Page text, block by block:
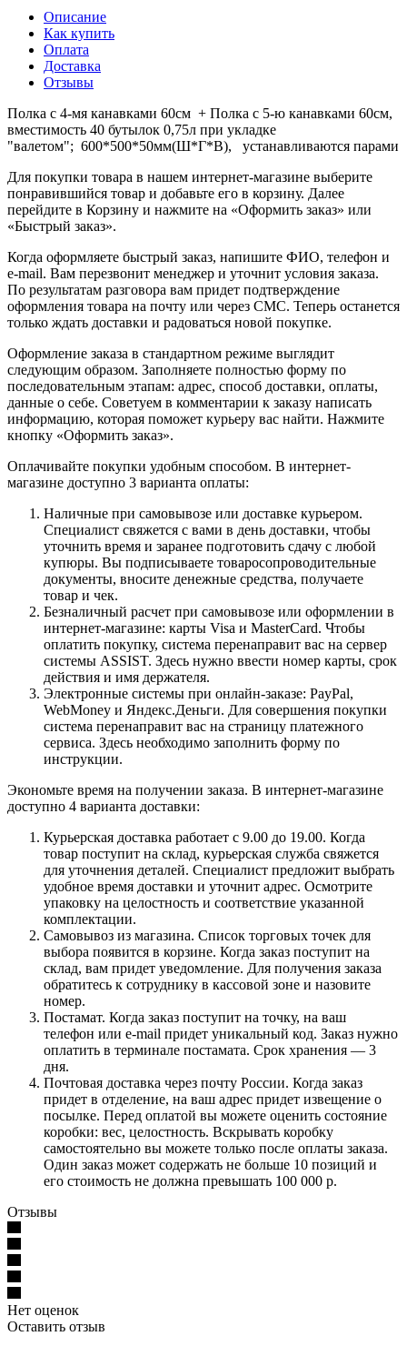
Описание
Как купить
Оплата
Доставка
Отзывы
Полка с 4-мя канавками 60см + Полка с 5-ю канавками 60см,
вместимость 40 бутылок 0,75л при укладке
"валетом"; 600*500*50мм(Ш*Г*В), устанавливаются парами
Для покупки товара в нашем интернет-магазине выберите
понравившийся товар и добавьте его в корзину. Далее
перейдите в Корзину и нажмите на «Оформить заказ» или
«Быстрый заказ».
Когда оформляете быстрый заказ, напишите ФИО, телефон и
e-mail. Вам перезвонит менеджер и уточнит условия заказа.
По результатам разговора вам придет подтверждение
оформления товара на почту или через СМС. Теперь останется
только ждать доставки и радоваться новой покупке.
Оформление заказа в стандартном режиме выглядит
следующим образом. Заполняете полностью форму по
последовательным этапам: адрес, способ доставки, оплаты,
данные о себе. Советуем в комментарии к заказу написать
информацию, которая поможет курьеру вас найти. Нажмите
кнопку «Оформить заказ».
Оплачивайте покупки удобным способом. В интернет-
магазине доступно 3 варианта оплаты:
Наличные при самовывозе или доставке курьером.
Специалист свяжется с вами в день доставки, чтобы
уточнить время и заранее подготовить сдачу с любой
купюры. Вы подписываете товаросопроводительные
документы, вносите денежные средства, получаете
товар и чек.
Безналичный расчет при самовывозе или оформлении в
интернет-магазине: карты Visa и MasterCard. Чтобы
оплатить покупку, система перенаправит вас на сервер
системы ASSIST. Здесь нужно ввести номер карты, срок
действия и имя держателя.
Электронные системы при онлайн-заказе: PayPal,
WebMoney и Яндекс.Деньги. Для совершения покупки
система перенаправит вас на страницу платежного
сервиса. Здесь необходимо заполнить форму по
инструкции.
Экономьте время на получении заказа. В интернет-магазине
доступно 4 варианта доставки:
Курьерская доставка работает с 9.00 до 19.00. Когда
товар поступит на склад, курьерская служба свяжется
для уточнения деталей. Специалист предложит выбрать
удобное время доставки и уточнит адрес. Осмотрите
упаковку на целостность и соответствие указанной
комплектации.
Самовывоз из магазина. Список торговых точек для
выбора появится в корзине. Когда заказ поступит на
склад, вам придет уведомление. Для получения заказа
обратитесь к сотруднику в кассовой зоне и назовите
номер.
Постамат. Когда заказ поступит на точку, на ваш
телефон или e-mail придет уникальный код. Заказ нужно
оплатить в терминале постамата. Срок хранения — 3
дня.
Почтовая доставка через почту России. Когда заказ
придет в отделение, на ваш адрес придет извещение о
посылке. Перед оплатой вы можете оценить состояние
коробки: вес, целостность. Вскрывать коробку
самостоятельно вы можете только после оплаты заказа.
Один заказ может содержать не больше 10 позиций и
его стоимость не должна превышать 100 000 р.
Отзывы
Нет оценок
Оставить отзыв